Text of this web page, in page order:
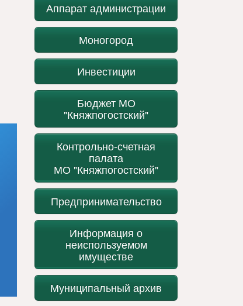
Аппарат администрации
Моногород
Инвестиции
Бюджет МО
"Княжпогостский"
Контрольно-счетная
палата
МО "Княжпогостский"
Предпринимательство
Информация о
неиспользуемом
имуществе
Муниципальный архив